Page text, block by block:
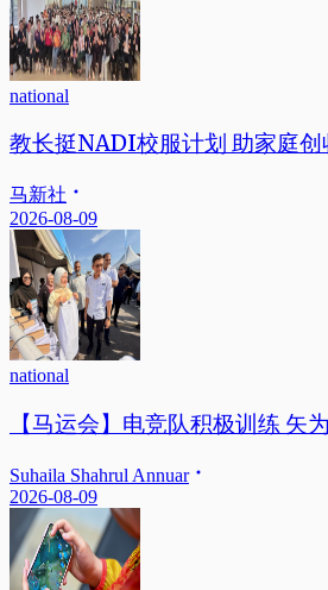
national
教长挺NADI校服计划 助家庭创
马新社
2026-08-09
national
【马运会】电竞队积极训练 矢
Suhaila Shahrul Annuar
2026-08-09